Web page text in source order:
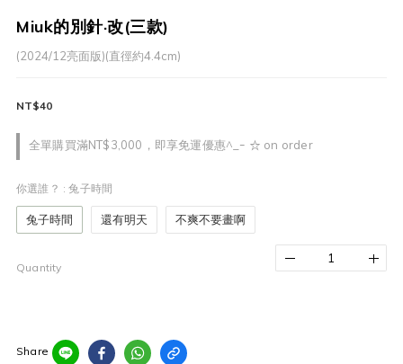
Miuk的別針·改(三款)
(2024/12亮面版)(直徑約4.4cm)
全單購買滿NT$3,000，即享免運優惠^_ｰ ☆ on order
NT$40
你選誰？ : 兔子時間
兔子時間 還有明天 不爽不要畫啊
Quantity
Share